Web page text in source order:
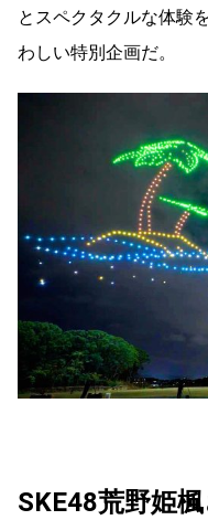
とスペクタクルな体験
わしい特別企画だ。
SKE48荒野姫